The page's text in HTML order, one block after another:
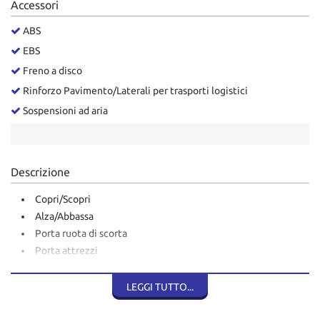
Accessori
ABS
EBS
Freno a disco
Rinforzo Pavimento/Laterali per trasporti logistici
Sospensioni ad aria
Descrizione
Copri/Scopri
Alza/Abbassa
Porta ruota di scorta
Porta attrezzi
LEGGI TUTTO...